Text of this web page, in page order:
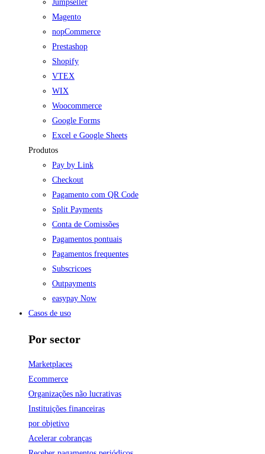
Jumpseller
Magento
nopCommerce
Prestashop
Shopify
VTEX
WIX
Woocommerce
Google Forms
Excel e Google Sheets
Produtos
Pay by Link
Checkout
Pagamento com QR Code
Split Payments
Conta de Comissões
Pagamentos pontuais
Pagamentos frequentes
Subscricoes
Outpayments
easypay Now
Casos de uso
Por sector
Marketplaces
Ecommerce
Organizações não lucrativas
Instituições financeiras
por objetivo
Acelerar cobranças